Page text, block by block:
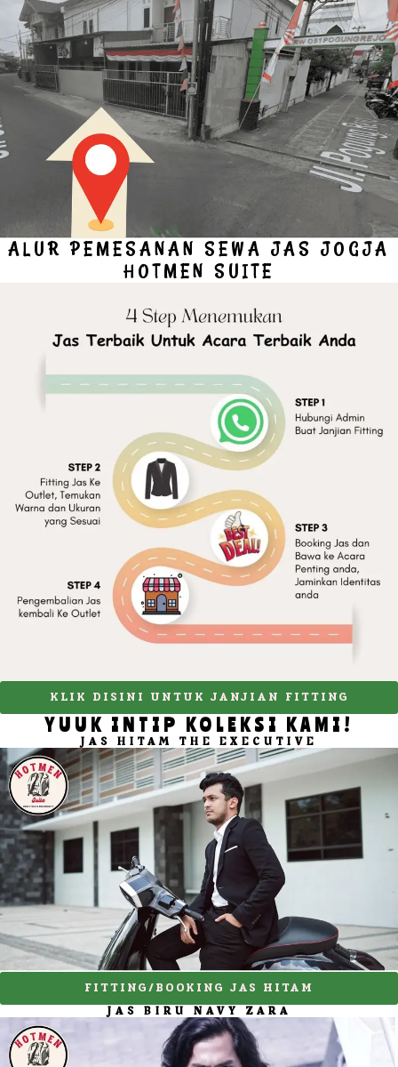
ALUR PEMESANAN SEWA JAS JOGJA
HOTMEN SUITE
KLIK DISINI UNTUK JANJIAN FITTING
YUUK INTIP KOLEKSI KAMI!
JAS HITAM THE EXECUTIVE
FITTING/BOOKING JAS HITAM
JAS BIRU NAVY ZARA